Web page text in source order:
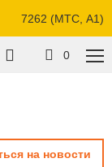
7262 (МТС, A1)
0
на новости